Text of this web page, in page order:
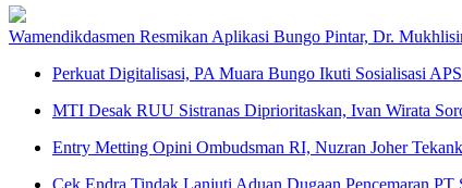
Wamendikdasmen Resmikan Aplikasi Bungo Pintar, Dr.
Perkuat Digitalisasi, PA Muara Bungo Ikuti Sosialisasi
MTI Desak RUU Sistranas Diprioritaskan, Ivan Wirata
Entry Metting Opini Ombudsman RI, Nuzran Joher